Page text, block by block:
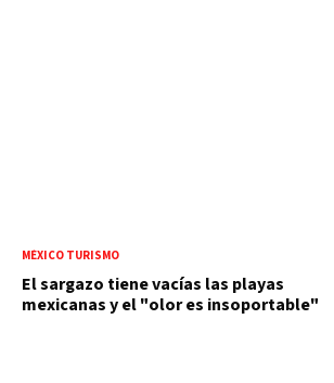
MÉXICO TURISMO
El sargazo tiene vacías las playas
mexicanas y el "olor es insoportable"